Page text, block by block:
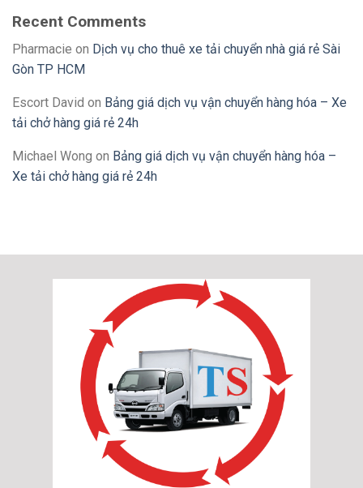
Recent Comments
Pharmacie on Dịch vụ cho thuê xe tải chuyển nhà giá rẻ Sài
Gòn TP HCM
Escort David on Bảng giá dịch vụ vận chuyển hàng hóa – Xe
tải chở hàng giá rẻ 24h
Michael Wong on Bảng giá dịch vụ vận chuyển hàng hóa –
Xe tải chở hàng giá rẻ 24h